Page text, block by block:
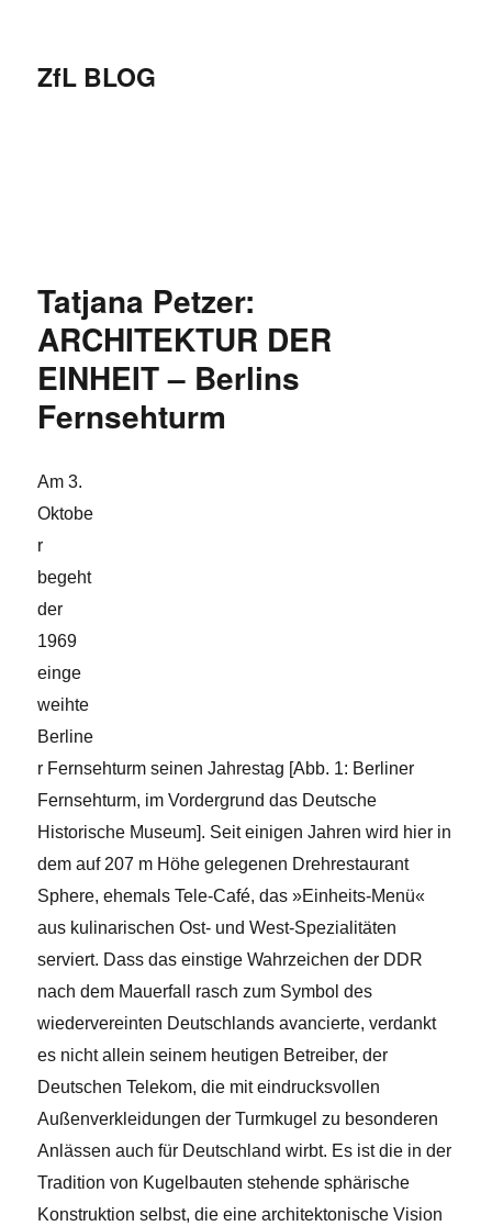
ZfL BLOG
Tatjana Petzer:
ARCHITEKTUR DER
EINHEIT – Berlins
Fernsehturm
Am 3.
Oktobe
r
begeht
der
1969
einge
weihte
Berline
r Fernsehturm seinen Jahrestag [Abb. 1: Berliner
Fernsehturm, im Vordergrund das Deutsche
Historische Museum]. Seit einigen Jahren wird hier in
dem auf 207 m Höhe gelegenen Drehrestaurant
Sphere, ehemals Tele-Café, das »Einheits-Menü«
aus kulinarischen Ost- und West-Spezialitäten
serviert. Dass das einstige Wahrzeichen der DDR
nach dem Mauerfall rasch zum Symbol des
wiedervereinten Deutschlands avancierte, verdankt
es nicht allein seinem heutigen Betreiber, der
Deutschen Telekom, die mit eindrucksvollen
Außenverkleidungen der Turmkugel zu besonderen
Anlässen auch für Deutschland wirbt. Es ist die in der
Tradition von Kugelbauten stehende sphärische
Konstruktion selbst, die eine architektonische Vision